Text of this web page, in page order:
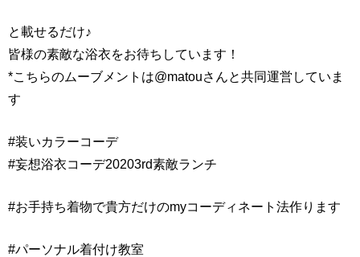
と載せるだけ♪
皆様の素敵な浴衣をお待ちしています！
*こちらのムーブメントは@matouさんと共同運営していま
す
#装いカラーコーデ
#妄想浴衣コーデ20203rd素敵ランチ
#お手持ち着物で貴方だけのmyコーディネート法作ります
#パーソナル着付け教室